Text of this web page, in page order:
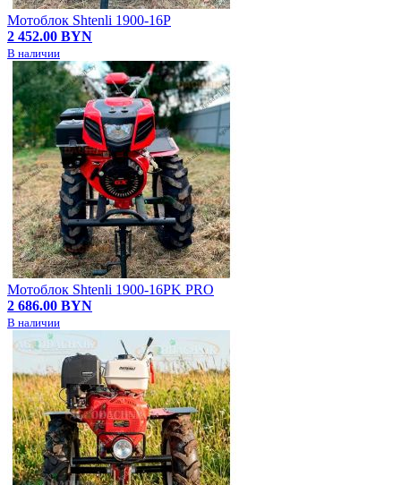
Мотоблок Shtenli 1900-16P
2 452.00 BYN
В наличии
Мотоблок Shtenli 1900-16PK PRO
2 686.00 BYN
В наличии